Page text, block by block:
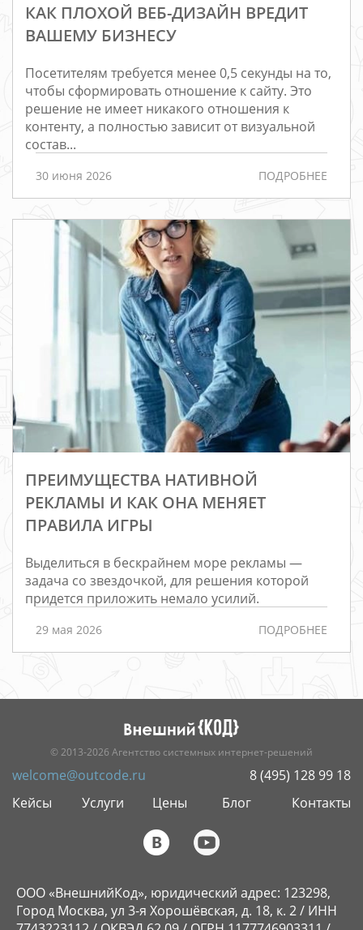
КАК ПЛОХОЙ ВЕБ-ДИЗАЙН ВРЕДИТ
ВАШЕМУ БИЗНЕСУ
Посетителям требуется менее 0,5 секунды на то,
чтобы сформировать отношение к сайту. Это
решение не имеет никакого отношения к
контенту, а полностью зависит от визуальной
состав...
30 июня 2026 ПОДРОБНЕЕ
ПРЕИМУЩЕСТВА НАТИВНОЙ
РЕКЛАМЫ И КАК ОНА МЕНЯЕТ
ПРАВИЛА ИГРЫ
Выделиться в бескрайнем море рекламы —
задача со звездочкой, для решения которой
придется приложить немало усилий.
29 мая 2026 ПОДРОБНЕЕ
РАЗРАБОТКА
Редизайн
Порталы
Интернет-
магазины
© 2013-2026 Агентство системных интернет-решений
welcome@outcode.ru
8 (495) 128 99 18
Кейсы
Услуги Цены Блог Контакты
ООО «ВнешнийКод», юридический адрес: 123298,
Город Москва, ул 3-я Хорошёвская, д. 18, к. 2 / ИНН